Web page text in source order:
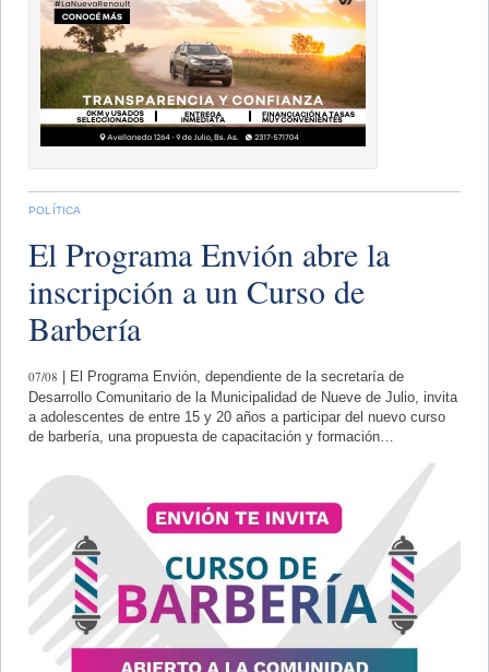
POLÍTICA
El Programa Envión abre la
inscripción a un Curso de
Barbería
07/08 | El Programa Envión, dependiente de la secretaría de
Desarrollo Comunitario de la Municipalidad de Nueve de Julio, invita
a adolescentes de entre 15 y 20 años a participar del nuevo curso
de barbería, una propuesta de capacitación y formación…